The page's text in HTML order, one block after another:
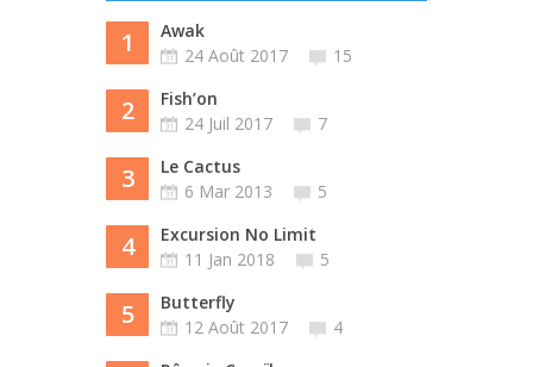
1
Awak
24 Août 2017
15
2
Fish’on
24 Juil 2017
7
3
Le Cactus
6 Mar 2013
5
4
Excursion No Limit
11 Jan 2018
5
5
Butterfly
12 Août 2017
4